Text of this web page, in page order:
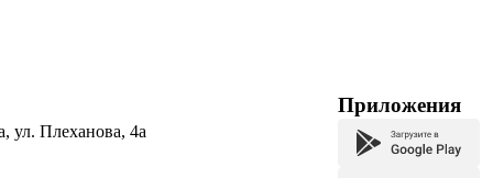
ул. Плеханова, 4а
Приложения